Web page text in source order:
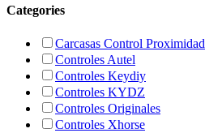
Categories
Carcasas Control Proximidad
Controles Autel
Controles Keydiy
Controles KYDZ
Controles Originales
Controles Xhorse